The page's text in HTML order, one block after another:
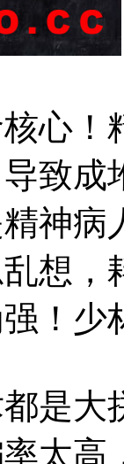
！
致成
神病
想
！少
大
太高